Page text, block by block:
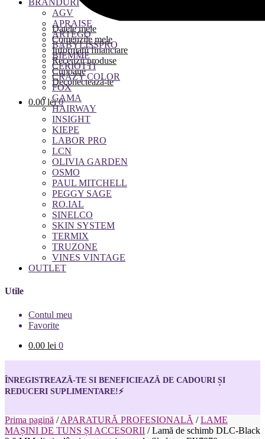
Datele mele
Comenzile mele
Informații financiare
Recenzii produse
Cupoane
Deconectează-te
0.00lei 0
BRANDURI
AGV
APRAISE
ARTEGO
BABYLISSPRO
BIEMME
CERIOTTI
CRAZY COLOR
FOX
GAMA
HAIRWAY
INSIGHT
KIEPE
LABOR PRO
LCN
OLIVIA GARDEN
OSMO
PAUL MITCHELL
PEGGY SAGE
RO.IAL
SINELCO
SKIN SYSTEM
TERMIX
TRUZONE
VINES VINTAGE
OUTLET
Utile
Contul meu
Favorite
0.00 lei 0
ÎNREGISTREAZĂ-TE SI BENEFICIEAZĂ DE CADOURI ȘI
REDUCERI SUPLIMENTARE!⚡
Prima pagină /APARATURĂ PROFESIONALĂ /LAME
MAȘINI DE TUNS ȘI ACCESORII /Lamă de schimb DLC-Black